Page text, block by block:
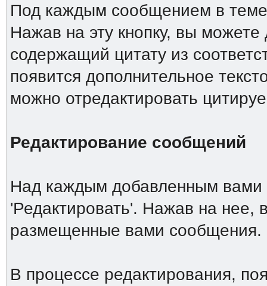
Под каждым сообщением в
Нажав на эту кнопку, вы
содержащий цитату из
появится дополнительное
можно отредактировать
Редактирование сообщений
Над каждым добавленным вами
'Редактировать'. Нажав на нее,
размещенные вами сообщения.
В процессе редактирования,